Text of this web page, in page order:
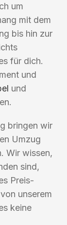
um
mit dem
bis hin zur
für dich.
und
und
bringen wir
Umzug
Wir wissen,
sind,
Preis-
unserem
keine